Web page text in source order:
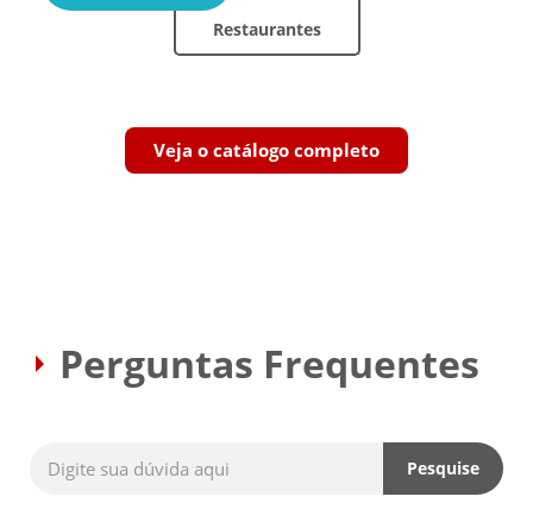
Restaurantes
Veja o catálogo completo
Perguntas Frequentes
Pesquise